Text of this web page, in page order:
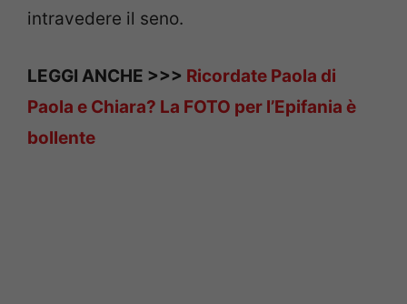
intravedere il seno.
LEGGI ANCHE >>> Ricordate Paola di
Paola e Chiara? La FOTO per l’Epifania è
bollente